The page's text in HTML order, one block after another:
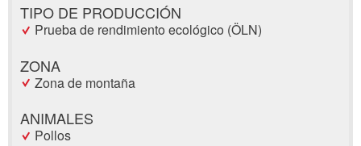
TIPO DE PRODUCCIÓN
Prueba de rendimiento ecológico (ÖLN)
ZONA
Zona de montaña
ANIMALES
Pollos